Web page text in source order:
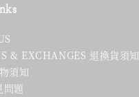
& EXCHANGES 退換貨須知
須知
題